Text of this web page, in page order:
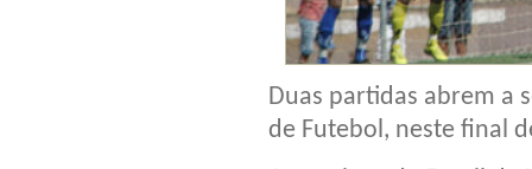
Duas partidas abrem a
de Futebol, neste final